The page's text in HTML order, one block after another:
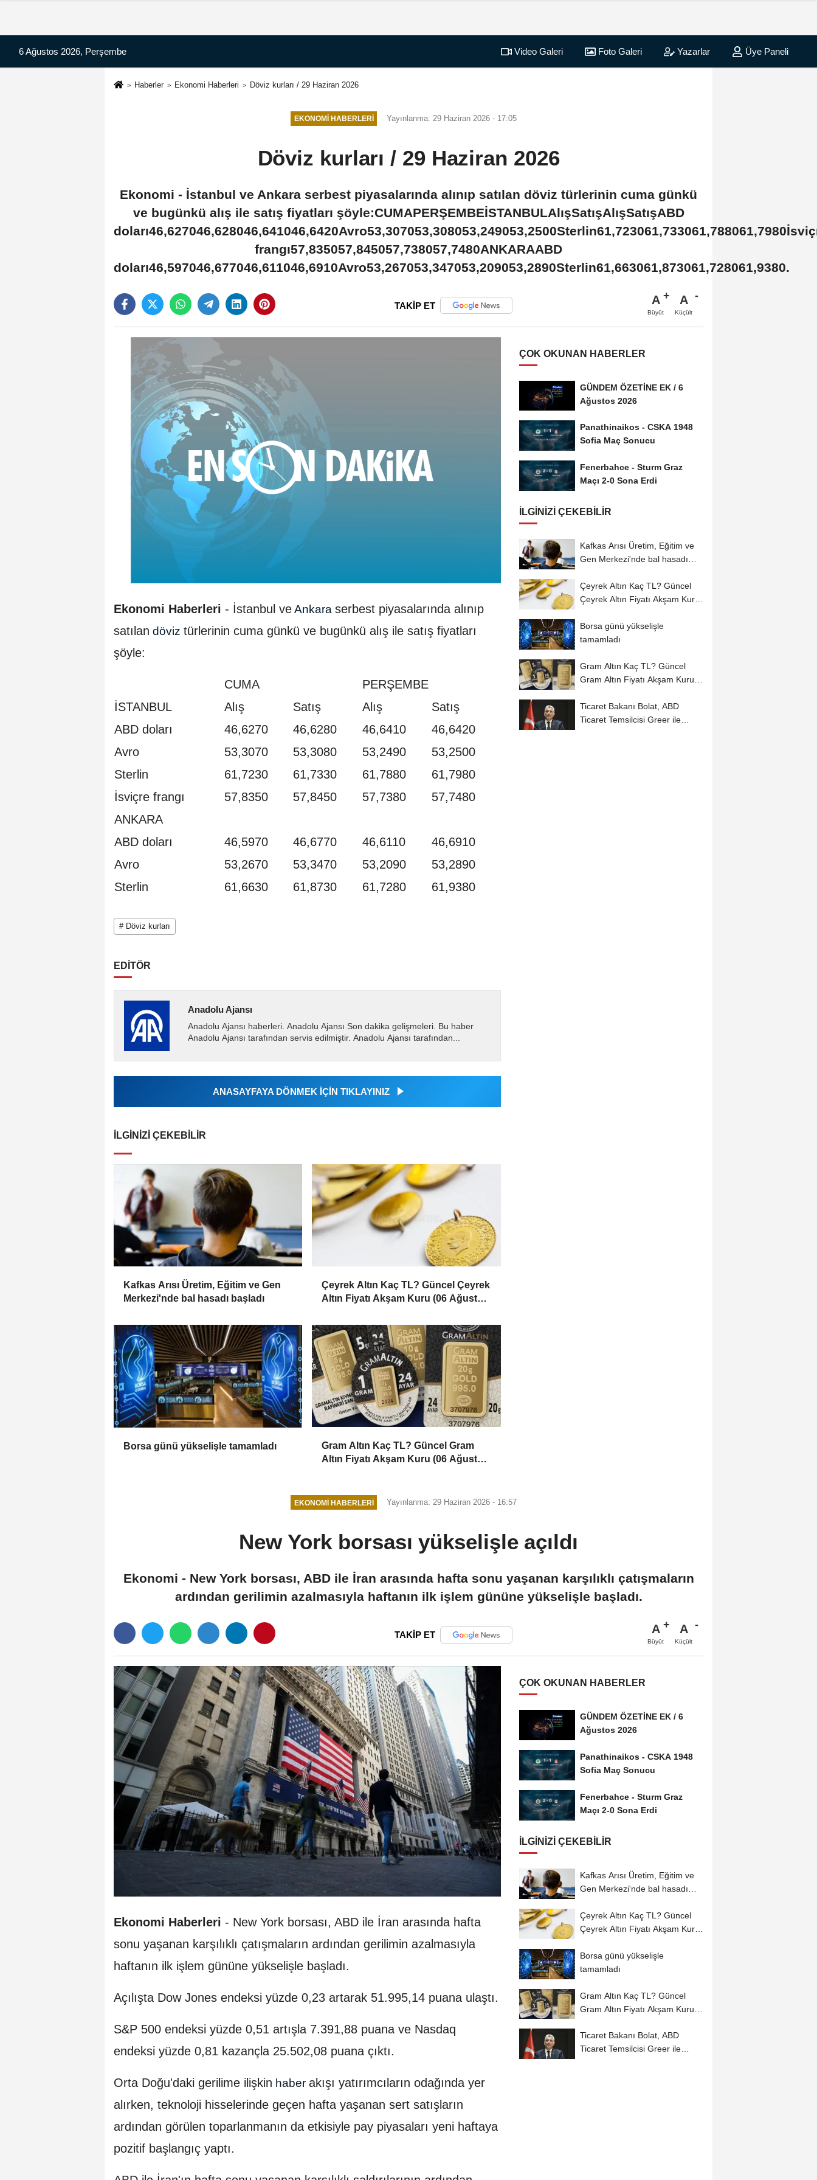
6 Ağustos 2026, Perşembe Video Galeri Foto Galeri Yazarlar Üye Paneli
Haberler Ekonomi Haberleri Döviz kurları / 29 Haziran 2026
EKONOMI HABERLERI Yayınlanma: 29 Haziran 2026 - 17:05
Döviz kurları / 29 Haziran 2026
Ekonomi - İstanbul ve Ankara serbest piyasalarında alınıp satılan döviz türlerinin cuma günkü
ve bugünkü alış ile satış fiyatları şöyle:CUMAPERŞEMBEİSTANBULAlışSatışAlışSatışABD
frangı57,835057,845057,738057,7480ANKARAABD
doları46,597046,677046,611046,6910Avro53,267053,347053,209053,2890Sterlin61,663061,873061,728061,9380.
TAKİP ET A
Büyüt
A
Küçült
Ekonomi Haberleri - İstanbul veAnkara serbest piyasalarında alınıp
satılan döviz türlerinin cuma günkü ve bugünkü alış ile satış fiyatları
şöyle:
CUMA
PERŞEMBE
İSTANBUL
Alış Satış Alış
Satış
ABD doları
46,6270 46,6280 46,6410
46,6420
Avro
53,3070 53,3080 53,2490
53,2500
Sterlin
61,7230 61,7330 61,7880
61,7980
İsviçre frangı
57,8350 57,8450 57,7380
57,7480
ANKARA
ABD doları
46,5970 46,6770 46,6110
46,6910
Avro
53,2670 53,3470 53,2090
53,2890
Sterlin
61,6630 61,8730 61,7280 61,9380
# Döviz kurları
EDİTÖR
Anadolu Ajansı
Anadolu Ajansı haberleri. Anadolu Ajansı Son dakika gelişmeleri. Bu haber
Anadolu Ajansı tarafından servis edilmiştir. Anadolu Ajansı tarafından...
ANASAYFAYA DÖNMEK İÇİN TIKLAYINIZ
İLGINIZI ÇEKEBILIR
Kafkas Arısı Üretim, Eğitim ve Gen
Merkezi'nde bal hasadı başladı
Çeyrek Altın Kaç TL? Güncel Çeyrek
Altın Fiyatı Akşam Kuru (06 Ağustos
Borsa günü yükselişle tamamladı
Gram Altın Kaç TL? Güncel Gram
Altın Fiyatı Akşam Kuru (06 Ağustos
ÇOK OKUNAN HABERLER
GÜNDEM ÖZETİNE EK / 6
Ağustos 2026
Panathinaikos - CSKA 1948
Sofia Maç Sonucu
Fenerbahce - Sturm Graz
Maçı 2-0 Sona Erdi
İLGINIZI ÇEKEBILIR
Kafkas Arısı Üretim, Eğitim ve
Gen Merkezi'nde bal hasadı
Çeyrek Altın Kaç TL? Güncel
Çeyrek Altın Fiyatı Akşam Kuru
Borsa günü yükselişle
tamamladı
Gram Altın Kaç TL? Güncel
Gram Altın Fiyatı Akşam Kuru
Ticaret Bakanı Bolat, ABD
Ticaret Temsilcisi Greer ile
EKONOMI HABERLERI Yayınlanma: 29 Haziran 2026 - 16:57
New York borsası yükselişle açıldı
Ekonomi - New York borsası, ABD ile İran arasında hafta sonu yaşanan karşılıklı çatışmaların
ardından gerilimin azalmasıyla haftanın ilk işlem gününe yükselişle başladı.
TAKİP ET A
Büyüt
A
Küçült
Ekonomi Haberleri - New York borsası, ABD ile İran arasında hafta
sonu yaşanan karşılıklı çatışmaların ardından gerilimin azalmasıyla
haftanın ilk işlem gününe yükselişle başladı.
Açılışta Dow Jones endeksi yüzde 0,23 artarak 51.995,14 puana ulaştı.
S&P 500 endeksi yüzde 0,51 artışla 7.391,88 puana ve Nasdaq
endeksi yüzde 0,81 kazançla 25.502,08 puana çıktı.
Orta Doğu'daki gerilime ilişkin haber akışı yatırımcıların odağında yer
alırken, teknoloji hisselerinde geçen hafta yaşanan sert satışların
ardından görülen toparlanmanın da etkisiyle pay piyasaları yeni haftaya
pozitif başlangıç yaptı.
ÇOK OKUNAN HABERLER
GÜNDEM ÖZETİNE EK / 6
Ağustos 2026
Panathinaikos - CSKA 1948
Sofia Maç Sonucu
Fenerbahce - Sturm Graz
Maçı 2-0 Sona Erdi
İLGINIZI ÇEKEBILIR
Kafkas Arısı Üretim, Eğitim ve
Gen Merkezi'nde bal hasadı
Çeyrek Altın Kaç TL? Güncel
Çeyrek Altın Fiyatı Akşam Kuru
Borsa günü yükselişle
tamamladı
Gram Altın Kaç TL? Güncel
Gram Altın Fiyatı Akşam Kuru
Ticaret Bakanı Bolat, ABD
Ticaret Temsilcisi Greer ile